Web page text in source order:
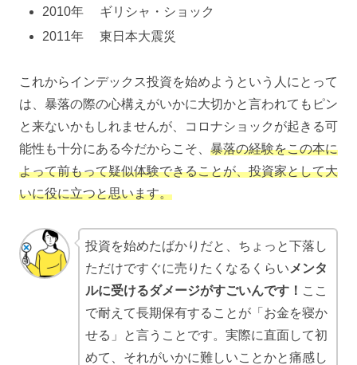
2010年 ギリシャ・ショック
2011年 東日本大震災
これからインデックス投資を始めようという人にとって
は、暴落の際の心構えがいかに大切かと言われてもピン
と来ないかもしれませんが、コロナショックが起きる可
能性も十分にある今だからこそ、 暴落の経験をこの本に
よって前もって疑似体験できることが、投資家として大
いに役に立つと思います。
投資を始めたばかりだと、ちょっと下落し
ただけですぐに売りたくなるくらい メンタ
ルに受けるダメージがすごいんです！ ここ
で耐えて長期保有することが「お金を寝か
せる」と言うことです。実際に直面して初
めて、それがいかに難しいことかと痛感し